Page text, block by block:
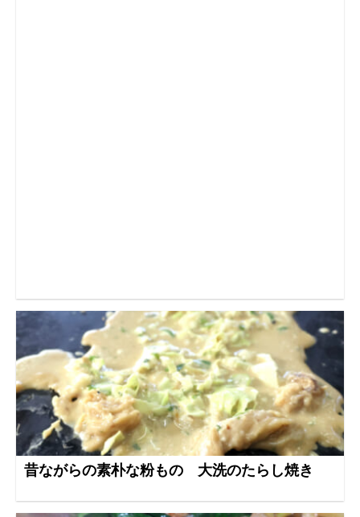
昔ながらの素朴な粉もの 大洗のたらし焼き